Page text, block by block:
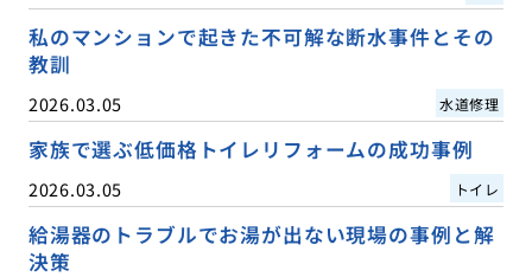
私のマンションで起きた不可解な断水事件とその
教訓
2026.03.05 水道修理
家族で選ぶ低価格トイレリフォームの成功事例
2026.03.05 トイレ
給湯器のトラブルでお湯が出ない現場の事例と解
決策